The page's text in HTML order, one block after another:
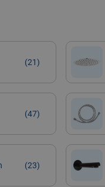
(21)
(47)
(23)